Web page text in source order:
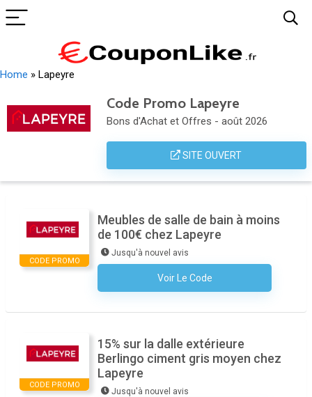
Home » Lapeyre
Code Promo Lapeyre
Bons d'Achat et Offres - août 2026
SITE OUVERT
CODE PROMO
Meubles de salle de bain à moins
de 100€ chez Lapeyre
Jusqu'à nouvel avis
Voir Le Code
Aucun Code N'est Nécessaire
CODE PROMO
15% sur la dalle extérieure
Berlingo ciment gris moyen chez
Lapeyre
Jusqu'à nouvel avis